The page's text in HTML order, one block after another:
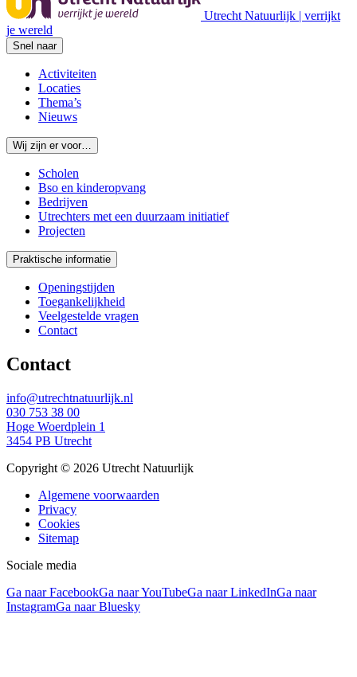
Utrecht Natuurlijk | verrijkt
je wereld
Snel naar
Activiteiten
Locaties
Thema’s
Nieuws
Wij zijn er voor…
Scholen
Bso en kinderopvang
Bedrijven
Utrechters met een duurzaam initiatief
Projecten
Praktische informatie
Openingstijden
Toegankelijkheid
Veelgestelde vragen
Contact
Contact
info@utrechtnatuurlijk.nl
030 753 38 00
Hoge Woerdplein 1
3454 PB Utrecht
Copyright © 2026 Utrecht Natuurlijk
Algemene voorwaarden
Privacy
Cookies
Sitemap
Sociale media
Ga naar FacebookGa naar YouTubeGa naar LinkedInGa naar
InstagramGa naar Bluesky